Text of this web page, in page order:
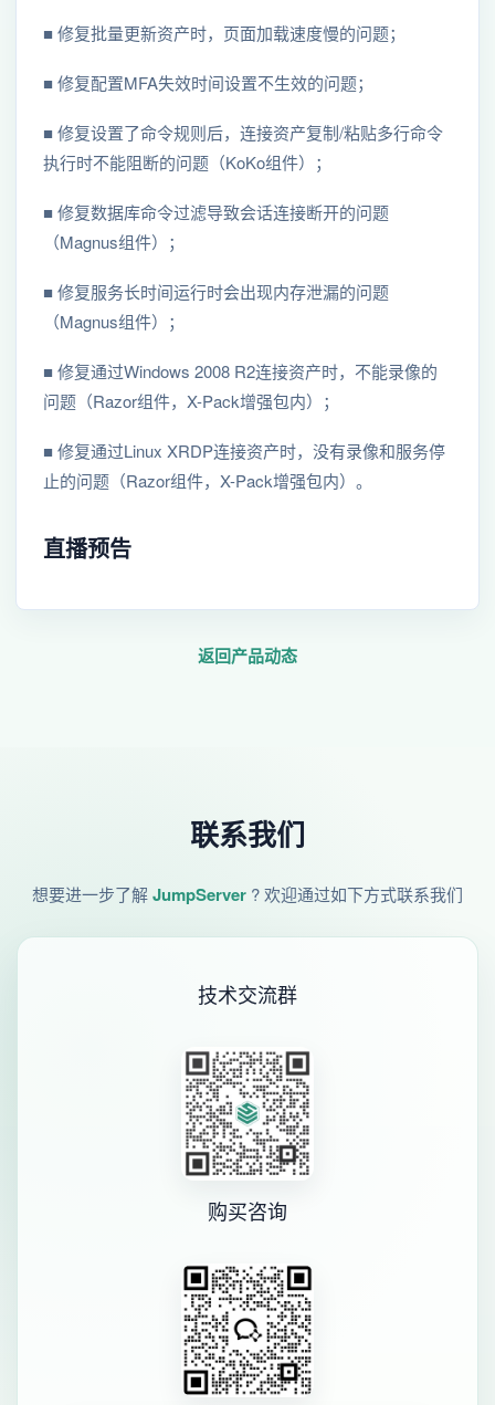
■ 修复批量更新资产时，页面加载速度慢的问题；
■ 修复配置MFA失效时间设置不生效的问题；
■ 修复设置了命令规则后，连接资产复制/粘贴多行命令
执行时不能阻断的问题（KoKo组件）；
■ 修复数据库命令过滤导致会话连接断开的问题
（Magnus组件）；
■ 修复服务长时间运行时会出现内存泄漏的问题
（Magnus组件）；
■ 修复通过Windows 2008 R2连接资产时，不能录像的
问题（Razor组件，X-Pack增强包内）；
■ 修复通过Linux XRDP连接资产时，没有录像和服务停
止的问题（Razor组件，X-Pack增强包内）。
直播预告
返回产品动态
联系我们
想要进一步了解JumpServer ? 欢迎通过如下方式联系我们
技术交流群
购买咨询